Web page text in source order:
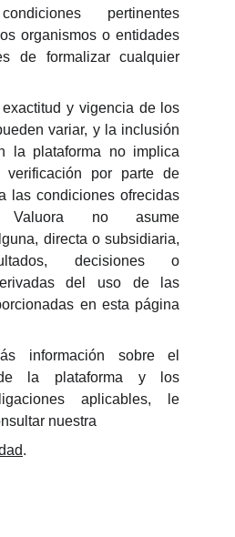
pertinentes
organismos o entidades
de formalizar cualquier
y vigencia de los
variar, y la inclusión
la plataforma no implica
por parte de
las condiciones ofrecidas
Valuora no asume
directa o subsidiaria,
decisiones o
del uso de las
en esta página
información sobre el
de la plataforma y los
aplicables, le
nuestra
.